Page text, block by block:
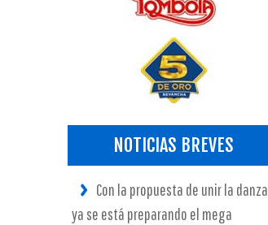
NOTICIAS BREVES
Con la propuesta de unir la danza
ya se está preparando el mega